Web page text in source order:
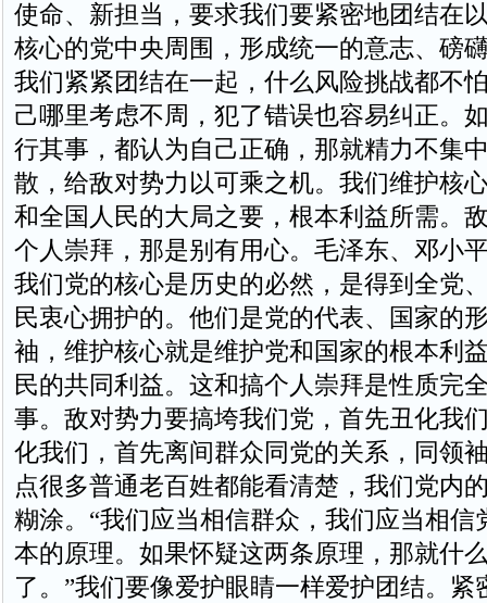
使命、新担当，要求我们要紧密地团结在
核心的党中央周围，形成统一的意志、磅
我们紧紧团结在一起，什么风险挑战都不
己哪里考虑不周，犯了错误也容易纠正。
行其事，都认为自己正确，那就精力不集
散，给敌对势力以可乘之机。我们维护核
和全国人民的大局之要，根本利益所需。
个人崇拜，那是别有用心。毛泽东、邓小
我们党的核心是历史的必然，是得到全党
民衷心拥护的。他们是党的代表、国家的
袖，维护核心就是维护党和国家的根本利
民的共同利益。这和搞个人崇拜是性质完
事。敌对势力要搞垮我们党，首先丑化我
化我们，首先离间群众同党的关系，同领
点很多普通老百姓都能看清楚，我们党内
糊涂。“我们应当相信群众，我们应当相信
本的原理。如果怀疑这两条原理，那就什
了。”我们要像爱护眼睛一样爱护团结。紧